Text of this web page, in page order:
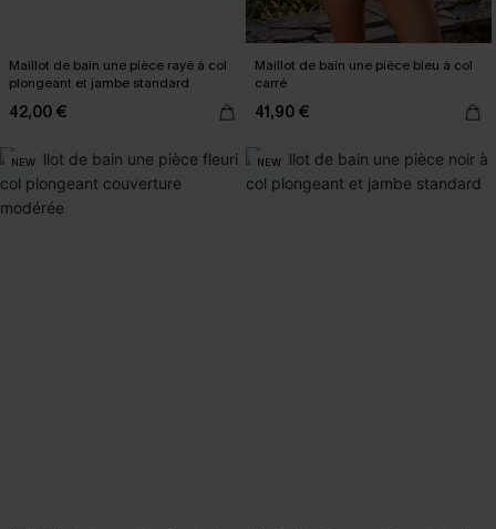
Maillot de bain une pièce rayé à col
plongeant et jambe standard
42,00 €
Maillot de bain une pièce bleu à col
carré
41,90 €
NEW NEW